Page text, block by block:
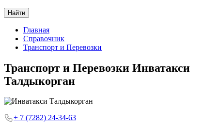
Найти
Главная
Справочник
Транспорт и Перевозки
Транспорт и Перевозки Инватакси
Талдыкорган
+ 7 (7282) 24-34-63